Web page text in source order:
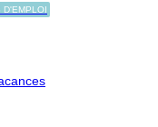
D'EMPLOI